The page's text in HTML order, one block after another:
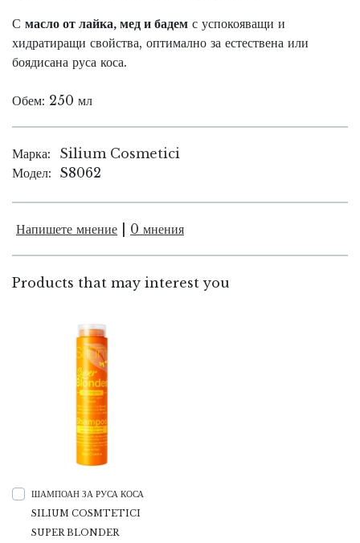
С масло от лайка, мед и бадем с успокояващи и
хидратиращи свойства, оптимално за естествена или
боядисана руса коса.
Обем: 250 мл
Марка:
Silium Cosmetici
Модел: S8062
Напишете мнение 0 мнения
Products that may interest you
ШАМПОАН ЗА РУСА КОСА
SILIUM COSMTETICI
SUPER BLONDER